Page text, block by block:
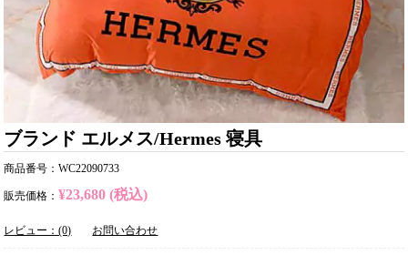
ブランド エルメス/Hermes 寝具
商品番号：WC22090733
販売価格： ¥23,680 (税込)
レビュー：(0) お問い合わせ